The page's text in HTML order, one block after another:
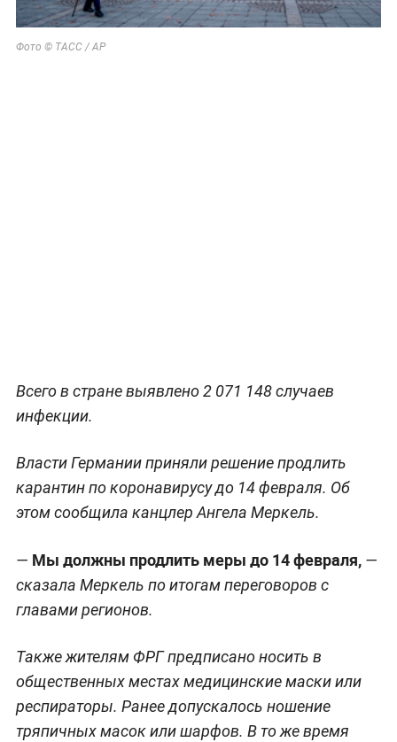
Фото © ТАСС / AP
Всего в стране выявлено 2 071 148 случаев
инфекции.
Власти Германии приняли решение продлить
карантин по коронавирусу до 14 февраля. Об
этом сообщила канцлер Ангела Меркель.
— Мы должны продлить меры до 14 февраля,—
сказала Меркель по итогам переговоров с
главами регионов.
Также жителям ФРГ предписано носить в
общественных местах медицинские маски или
респираторы. Ранее допускалось ношение
тряпичных масок или шарфов. В то же время